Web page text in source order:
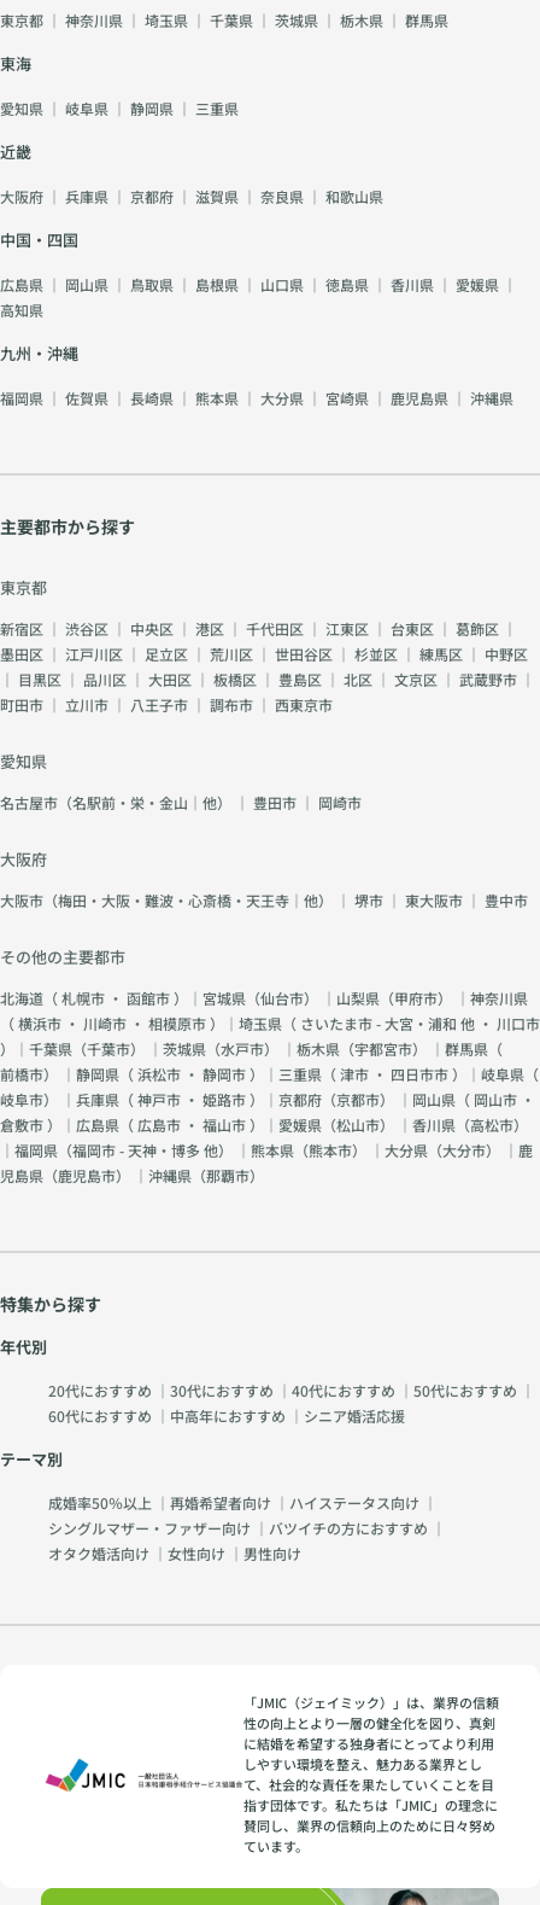
東京都 ｜ 神奈川県 ｜ 埼玉県 ｜ 千葉県 ｜ 茨城県 ｜ 栃木県 ｜ 群馬県
東海
愛知県 ｜ 岐阜県 ｜ 静岡県 ｜ 三重県
近畿
大阪府 ｜ 兵庫県 ｜ 京都府 ｜ 滋賀県 ｜ 奈良県 ｜ 和歌山県
中国・四国
広島県 ｜ 岡山県 ｜ 鳥取県 ｜ 島根県 ｜ 山口県 ｜ 徳島県 ｜ 香川県 ｜ 愛媛県 ｜
高知県
九州・沖縄
福岡県 ｜ 佐賀県 ｜ 長崎県 ｜ 熊本県 ｜ 大分県 ｜ 宮崎県 ｜ 鹿児島県 ｜ 沖縄県
主要都市から探す
東京都
新宿区 ｜ 渋谷区 ｜ 中央区 ｜ 港区 ｜ 千代田区 ｜ 江東区 ｜ 台東区 ｜ 葛飾区 ｜
墨田区 ｜ 江戸川区 ｜ 足立区 ｜ 荒川区 ｜ 世田谷区 ｜ 杉並区 ｜ 練馬区 ｜ 中野区
｜ 目黒区 ｜ 品川区 ｜ 大田区 ｜ 板橋区 ｜ 豊島区 ｜ 北区 ｜ 文京区 ｜ 武蔵野市 ｜
町田市 ｜ 立川市 ｜ 八王子市 ｜ 調布市 ｜ 西東京市
愛知県
名古屋市（名駅前・栄・金山｜他） ｜ 豊田市 ｜ 岡崎市
大阪府
大阪市（梅田・大阪・難波・心斎橋・天王寺｜他） ｜ 堺市 ｜ 東大阪市 ｜ 豊中市
その他の主要都市
北海道（札幌市 ・ 函館市）｜宮城県（仙台市） ｜山梨県（甲府市） ｜神奈川県
（横浜市 ・ 川崎市 ・ 相模原市）｜埼玉県（ さいたま市 - 大宮・浦和 他 ・ 川口市
）｜千葉県（千葉市） ｜茨城県（水戸市） ｜栃木県（宇都宮市） ｜群馬県（
前橋市） ｜静岡県（浜松市 ・ 静岡市）｜三重県（津市 ・ 四日市市）｜岐阜県（
岐阜市） ｜兵庫県（神戸市 ・ 姫路市）｜京都府（京都市） ｜岡山県（ 岡山市 ・
倉敷市）｜広島県（ 広島市 ・ 福山市）｜愛媛県（松山市） ｜香川県（高松市）
｜福岡県（福岡市 - 天神・博多 他） ｜熊本県（熊本市） ｜大分県（大分市） ｜鹿
児島県（鹿児島市） ｜沖縄県（那覇市）
特集から探す
年代別
20代におすすめ ｜ 30代におすすめ ｜ 40代におすすめ ｜ 50代におすすめ ｜
60代におすすめ ｜ 中高年におすすめ ｜ シニア婚活応援
テーマ別
成婚率50％以上 ｜ 再婚希望者向け ｜ ハイステータス向け ｜
シングルマザー・ファザー向け ｜ バツイチの方におすすめ ｜
オタク婚活向け ｜ 女性向け ｜ 男性向け
「JMIC（ジェイミック）」は、業界の信頼
性の向上とより一層の健全化を図り、真剣
に結婚を希望する独身者にとってより利用
しやすい環境を整え、魅力ある業界とし
て、社会的な責任を果たしていくことを目
指す団体です。私たちは「JMIC」の理念に
賛同し、業界の信頼向上のために日々努め
ています。